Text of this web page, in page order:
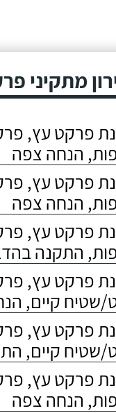
מתקיני
פרקט עץ,
הנחה צפה
פרקט עץ,
הנחה צפה
פרקט עץ,
התקנה
פרקט עץ,
שטיח קיים,
פרקט עץ,
שטיח קיים,
פרקט עץ,
הנחה צפה